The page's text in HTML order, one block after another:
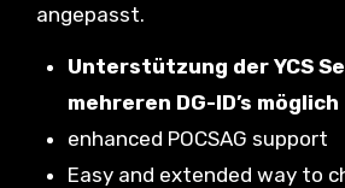
angepasst.
Unterstützung der YCS
mehreren DG-ID’s möglich
enhanced POCSAG support
Easy and extended way to